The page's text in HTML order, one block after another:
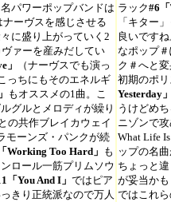
パワーポップバンドは
ナーヴスを感じさせる
に盛り上がっていく2
ァーを産みだしてい
」
（ナーヴスでも演っ
っちにもそのエネルギ
もオススメの1曲。こ
グルとメロディが繰り
の共作ブレイカウェイ
モーンズ・パンクが続
Working Too Hard」
も
ロール一筋プリムソウ
「You And I」 ではピア
きり正統派なので万人
ラック#6
「キター
良いです
なポップ
ク＃へと変
初期のポ
Yesterday」
うけどめち
ニゾンで
What Life
ップの名
ちょっと
が妥当か
ではこれ